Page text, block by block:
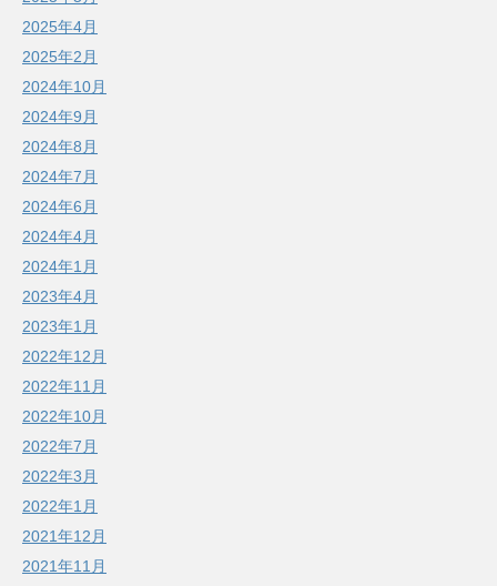
2025年4月
2025年2月
2024年10月
2024年9月
2024年8月
2024年7月
2024年6月
2024年4月
2024年1月
2023年4月
2023年1月
2022年12月
2022年11月
2022年10月
2022年7月
2022年3月
2022年1月
2021年12月
2021年11月